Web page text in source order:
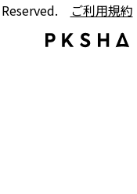
ご利用規約